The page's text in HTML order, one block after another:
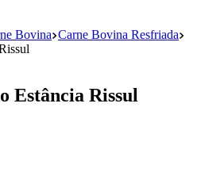
Bovina Carne Bovina Resfriada
Estância Rissul